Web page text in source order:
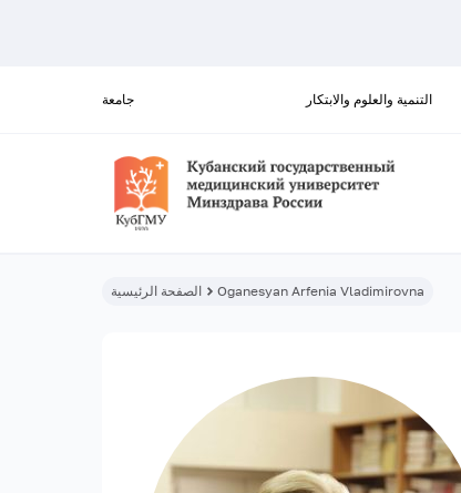
جامعة التنمية والعلوم والابتكار
الصفحة الرئيسية Oganesyan Arfenia Vladimirovna